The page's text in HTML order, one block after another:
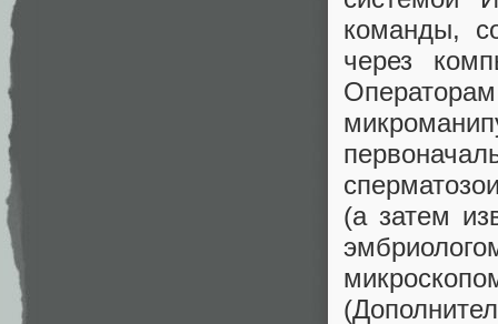
команды,
через
(а затем